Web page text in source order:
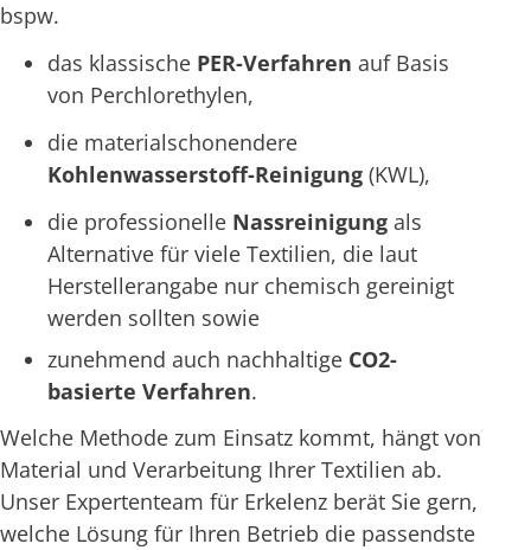
bspw.
das klassische PER-Verfahren auf Basis
von Perchlorethylen,
die materialschonendere
Kohlenwasserstoff-Reinigung (KWL),
die professionelle Nassreinigung als
Alternative für viele Textilien, die laut
Herstellerangabe nur chemisch gereinigt
werden sollten sowie
zunehmend auch nachhaltige CO2-
basierte Verfahren.
Welche Methode zum Einsatz kommt, hängt von
Material und Verarbeitung Ihrer Textilien ab.
Unser Expertenteam für Erkelenz berät Sie gern,
welche Lösung für Ihren Betrieb die passendste